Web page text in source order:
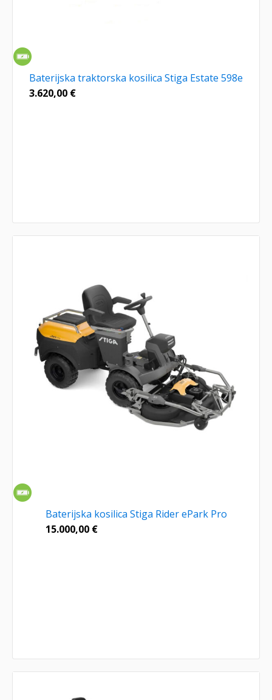
Baterijska traktorska kosilica Stiga Estate 598e
3.620,00 €
Baterijska kosilica Stiga Rider ePark Pro
15.000,00 €